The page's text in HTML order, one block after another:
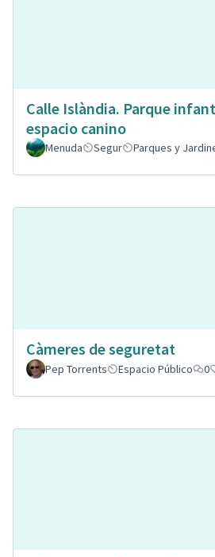
Calle Islàndia. Parque
espacio canino
Menuda Segur Parques y
Càmeres de seguretat
Pep Torrents
Espacio Público 0